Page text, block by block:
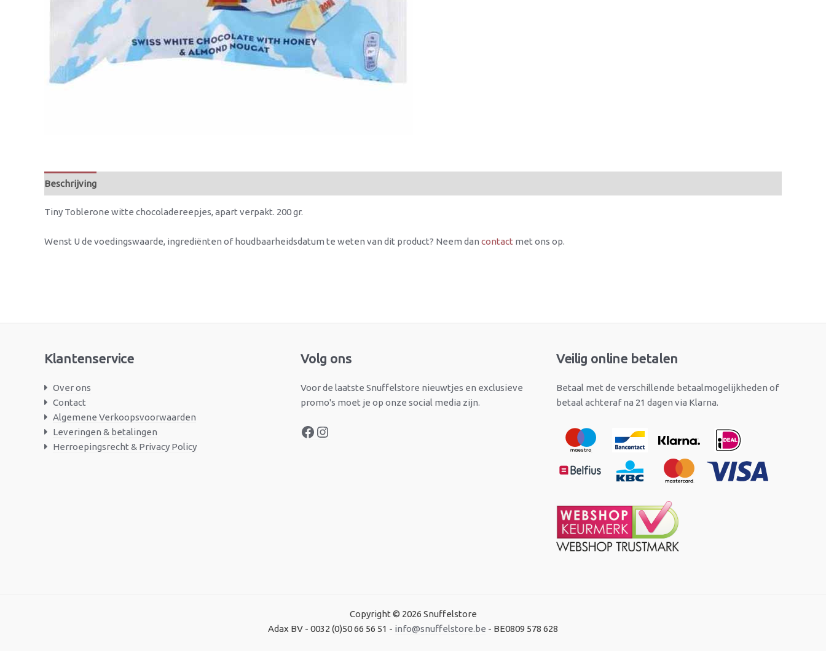
Beschrijving
Tiny Toblerone witte chocoladereepjes, apart verpakt. 200 gr.
Wenst U de voedingswaarde, ingrediënten of houdbaarheidsdatum te weten van dit product? Neem dan contact met ons op.
Klantenservice
Over ons
Contact
Algemene Verkoopsvoorwaarden
Leveringen & betalingen
Herroepingsrecht & Privacy Policy
Volg ons
Voor de laatste Snuffelstore nieuwtjes en exclusieve
promo's moet je op onze social media zijn.
Facebook
Instagram Veilig online betalen
Betaal met de verschillende betaalmogelijkheden of
betaal achteraf na 21 dagen via Klarna.
Copyright © 2026 Snuffelstore
Adax BV - 0032 (0)50 66 56 51 - info@snuffelstore.be - BE0809 578 628